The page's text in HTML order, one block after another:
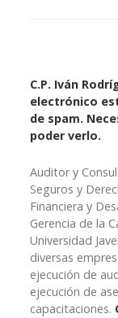
C.P. Iván
electrónico
de spam.
poder verlo.
Auditor y
Seguros y
Financiera y
Gerencia de la
Universidad
diversas
ejecución de
ejecución de
capacitaciones.